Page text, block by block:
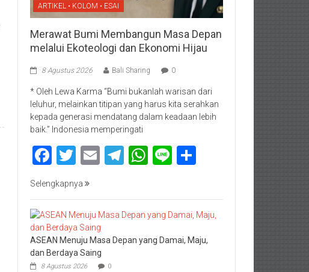
ARTIKEL • KOLOM • ESAI
Merawat Bumi Membangun Masa Depan
melalui Ekoteologi dan Ekonomi Hijau
8 Agustus 2026 Bali Sharing 0
* Oleh Lewa Karma “Bumi bukanlah warisan dari
leluhur, melainkan titipan yang harus kita serahkan
kepada generasi mendatang dalam keadaan lebih
baik.” Indonesia memperingati
Facebook
Twitter
EmailTelegram
WhatsApp
Line
Selengkapnya
ASEAN Menuju Masa Depan yang Damai, Maju,
dan Berdaya Saing
8 Agustus 2026 0